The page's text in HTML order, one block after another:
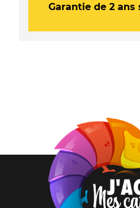
Garantie de 2